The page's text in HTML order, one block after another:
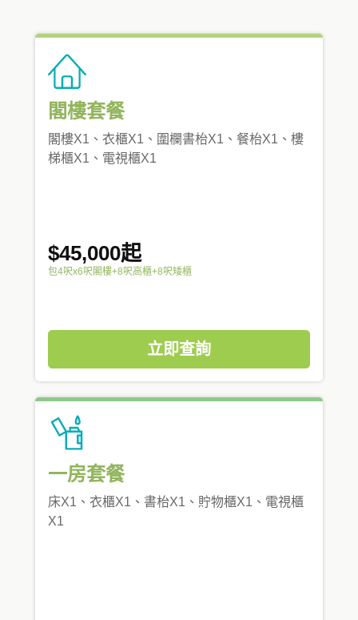
閣樓套餐
閣樓X1、衣櫃X1、圍欄書枱X1、餐枱X1、樓
梯櫃X1、電視櫃X1
$45,000起
包4呎x6呎閣樓+8呎高櫃+8呎矮櫃
立即查詢
一房套餐
床X1、衣櫃X1、書枱X1、貯物櫃X1、電視櫃
X1